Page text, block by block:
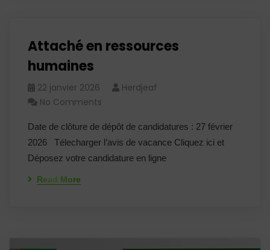
Attaché en ressources
humaines
22 janvier 2026
Herdjeaf
No Comments
Date de clôture de dépôt de candidatures : 27 février
2026 Télecharger l’avis de vacance Cliquez ici et
Déposez votre candidature en ligne
Read More